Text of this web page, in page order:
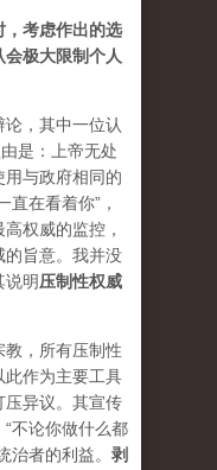
，考虑作出的选
极大限制个人
，其中一位认
是：上帝无处
与政府相同的
直在看着你”，
权威的监控，
的旨意。我并没
说明压制性权威
，所有压制性
此作为主要工具
压异议。其宣传
不论你做什么都
治者的利益。 剥